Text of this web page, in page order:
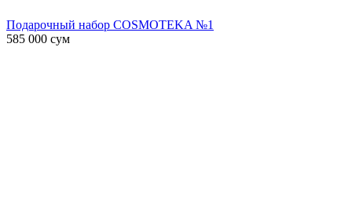
Подарочный набор COSMOTEKA №1
585 000 сум